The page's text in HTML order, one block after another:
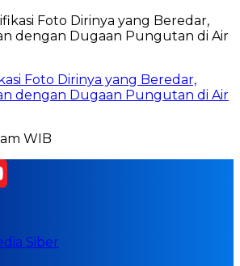
Foto Dirinya yang Beredar,
dengan Dugaan Pungutan di Air
WIB
Siber